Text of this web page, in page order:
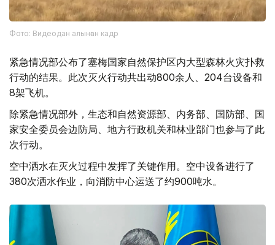
Фото: Видеодан алынған кадр
紧急情况部公布了塞梅国家自然保护区内大型森林火灾扑救
行动的结果。此次灭火行动共出动800余人、204台设备和
8架飞机。
除紧急情况部外，生态和自然资源部、内务部、国防部、国
家安全委员会边防局、地方行政机关和林业部门也参与了此
次行动。
空中洒水在灭火过程中发挥了关键作用。空中设备进行了
380次洒水作业，向消防中心运送了约900吨水。